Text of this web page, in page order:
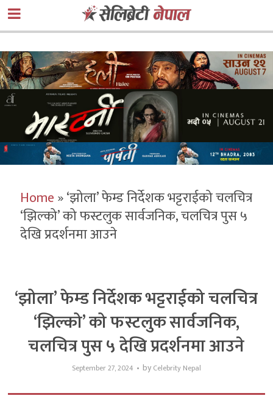
Home»‘झोला’ फेम्ड निर्देशक भट्टराईको चलचित्र
‘झिल्को’ को फस्टलुक सार्वजनिक, चलचित्र पुस ५
देखि प्रदर्शनमा आउने
‘झोला’ फेम्ड निर्देशक भट्टराईको चलचित्र
‘झिल्को’ को फस्टलुक सार्वजनिक,
चलचित्र पुस ५ देखि प्रदर्शनमा आउने
September 27, 2024 by Celebrity Nepal